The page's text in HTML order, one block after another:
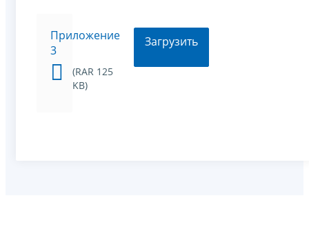
Приложение
3
(RAR 125
KB)
Загрузить